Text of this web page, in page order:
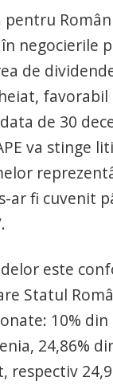
pentru
negocierile
de
de 30
va stinge
ar fi cuvenit
este
Statul
10% din
24,86%
respectiv